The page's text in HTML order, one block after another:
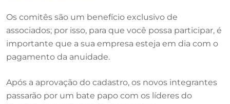
Os comitês são um benefício exclusivo de
associados; por isso, para que você possa participar, é
importante que a sua empresa esteja em dia com o
pagamento da anuidade.
Após a aprovação do cadastro, os novos integrantes
passarão por um bate papo com os líderes do